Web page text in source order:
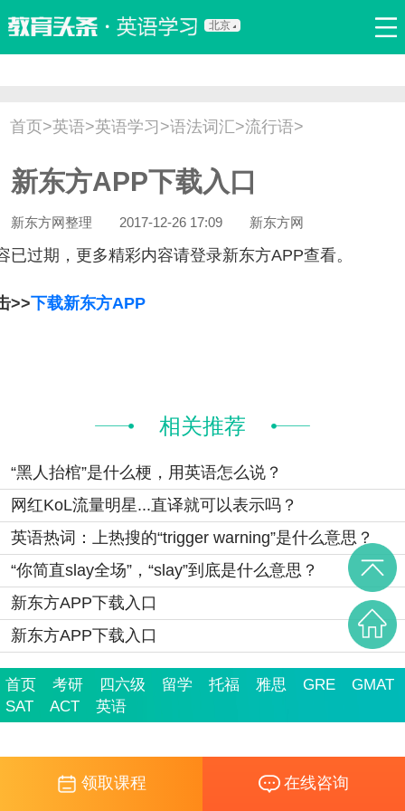
北京
双语新闻 口译翻译 职场英语 娱乐英语
流行语 新概念
首页>英语>英语学习 >语法词汇>流行语>
新东方APP下载入口
新东方网整理 2017-12-26 17:09 新东方网
已过期，更多精彩内容请登录新东方APP查看。
>>下载新东方APP
相关推荐
“黑人抬棺”是什么梗，用英语怎么说？
网红KoL流量明星...直译就可以表示吗？
英语热词：上热搜的“trigger warning”是什么意思？
“你简直slay全场”，“slay”到底是什么意思？
新东方APP下载入口
新东方APP下载入口
首页 考研 四六级 留学 托福 雅思 GRE
GMAT
SAT
ACT 英语
领取课程 在线咨询